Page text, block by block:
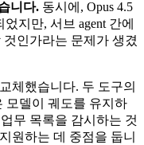
니다. 동시에, Opus 4.5
지만, 서브 agent 간에
인가라는 문제가 생겼
체했습니다. 두 도구의
모델이 궤도를 유지하
무 목록을 감시하는 것
원하는 데 중점을 둡니